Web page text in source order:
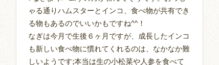
ゃる通りハムスターとインコ、食べ物が共有でき
る物もあるのでいいかもですね^^！
なぎは今月で生後６ヶ月ですが、成長したインコ
も新しい食べ物に慣れてくれるのは、なかなか難
しいようです;本当は生の小松菜や人参を食べて